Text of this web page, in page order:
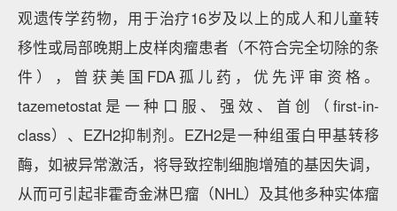
观遗传学药物，用于治疗16岁及以上的成人和儿童转
移性或局部晚期上皮样肉瘤患者（不符合完全切除的条
件），曾获美国FDA孤儿药，优先评审资格。
tazemetostat是一种口服、强效、首创（first-in-
class）、EZH2抑制剂。EZH2是一种组蛋白甲基转移
酶，如被异常激活，将导致控制细胞增殖的基因失调，
从而可引起非霍奇金淋巴瘤（NHL）及其他多种实体瘤